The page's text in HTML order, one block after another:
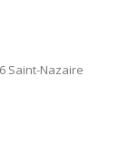
Saint-Nazaire